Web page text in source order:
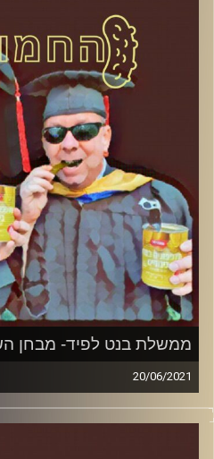
עם פרופסור בועז בן-דוד
הירשברגר
והפעם: לעזאזל הכיבוש,
קרדיט תמונות:AudioVersity
ממשלת בנט לפיד- מבחן
20/06/2021
החמוצים – בפעם